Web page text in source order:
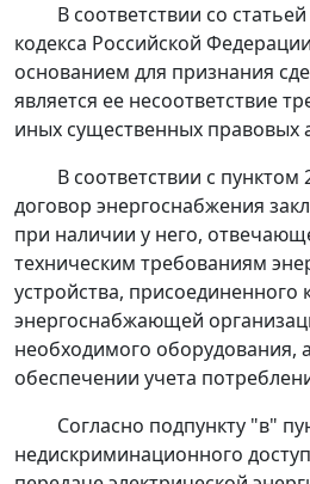
В соответствии со
кодекса Российской
основанием для признания
является ее несоответствие
иных существенных правовых
В соответствии с пунктом
договор энергоснабжения
при наличии у него,
техническим требованиям
устройства, присоединенного
энергоснабжающей
необходимого оборудования,
обеспечении учета
Согласно подпункту "в"
недискриминационного